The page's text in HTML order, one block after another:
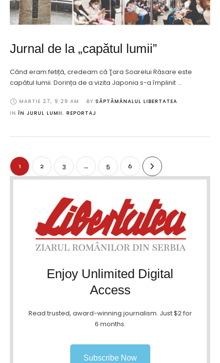
Jurnal de la „capătul lumii”
Când eram fetiță, credeam că Ţara Soarelui Răsare este
capătul lumii. Dorința de a vizita Japonia s-a împlinit …
MARTIE 27, 9:29 AM BY SĂPTĂMÂNALUL LIBERTATEA
IN ÎN JURUL LUMII, REPORTAJ
1 2 3 … 5 6
Enjoy Unlimited Digital
Access
Read trusted, award-winning journalism. Just $2 for
6 months.
Subscribe Now